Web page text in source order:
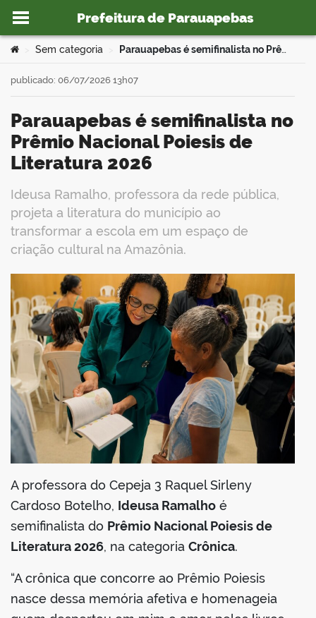
Ir para o conteúdo
Prefeitura de Parauapebas
portal
Você está aqui:
Sem categoria Parauapebas é semifinalista no Prêmio Nacional Poiesis de Literatura 2026
Parauapebas é semifinalista no
Prêmio Nacional Poiesis de
Literatura 2026
Ideusa Ramalho, professora da rede pública,
projeta a literatura do município ao
transformar a escola em um espaço de
criação cultural na Amazônia.
publicado: 06/07/2026 13h07
A professora do Cepeja 3 Raquel Sirleny
Cardoso Botelho, Ideusa Ramalho é
semifinalista do Prêmio Nacional Poiesis de
Literatura 2026, na categoria Crônica.
“A crônica que concorre ao Prêmio Poiesis
nasce dessa memória afetiva e homenageia